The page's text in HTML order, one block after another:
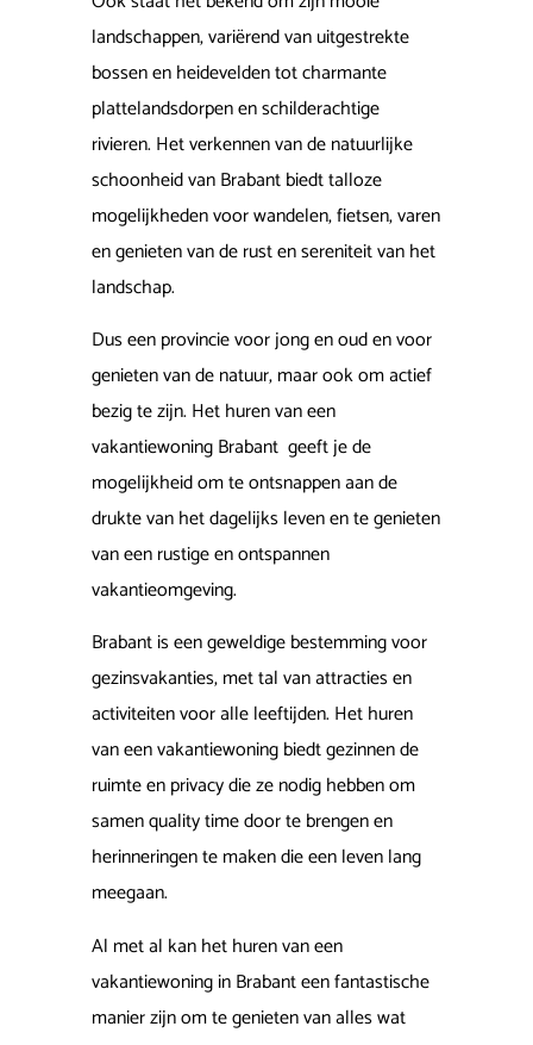
landschappen, variërend van uitgestrekte
bossen en heidevelden tot charmante
plattelandsdorpen en schilderachtige
rivieren. Het verkennen van de natuurlijke
schoonheid van Brabant biedt talloze
mogelijkheden voor wandelen, fietsen, varen
en genieten van de rust en sereniteit van het
landschap.
Dus een provincie voor jong en oud en voor
genieten van de natuur, maar ook om actief
bezig te zijn. Het huren van een
vakantiewoning Brabant geeft je de
mogelijkheid om te ontsnappen aan de
drukte van het dagelijks leven en te genieten
van een rustige en ontspannen
vakantieomgeving.
Brabant is een geweldige bestemming voor
gezinsvakanties, met tal van attracties en
activiteiten voor alle leeftijden. Het huren
van een vakantiewoning biedt gezinnen de
ruimte en privacy die ze nodig hebben om
samen quality time door te brengen en
herinneringen te maken die een leven lang
meegaan.
Al met al kan het huren van een
vakantiewoning in Brabant een fantastische
manier zijn om te genieten van alles wat